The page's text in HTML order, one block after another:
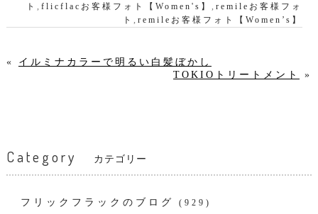
ト,flicflacお客様フォト【Women's】,remileお客様フォ
ト,remileお客様フォト【Women’s】
« イルミナカラーで明るい白髪ぼかし
TOKIOトリートメント
»
Category カテゴリー
フリックフラックのブログ (929)